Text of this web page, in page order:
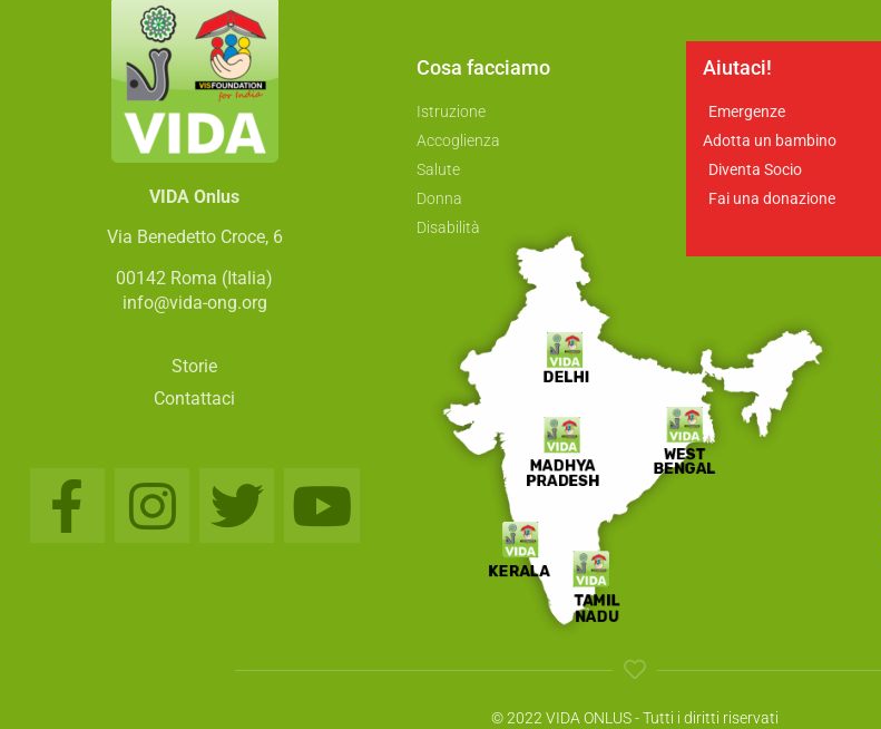
VIDA Onlus
Via Benedetto Croce, 6
00142 Roma (Italia)
info@vida-ong.org
Storie
Contattaci
Cosa facciamo
Istruzione
Accoglienza
Salute
Donna
Disabilità
Aiutaci!
Emergenze
Adotta un bambino
Diventa Socio
Fai una donazione
© 2022 VIDA ONLUS - Tutti i diritti riservati